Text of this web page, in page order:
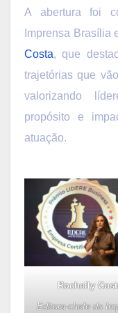
A abertura foi
Imprensa Brasília
Costa, que
trajetórias que
valorizando
propósito e
atuação.
Rochelly
Editora-chefe do